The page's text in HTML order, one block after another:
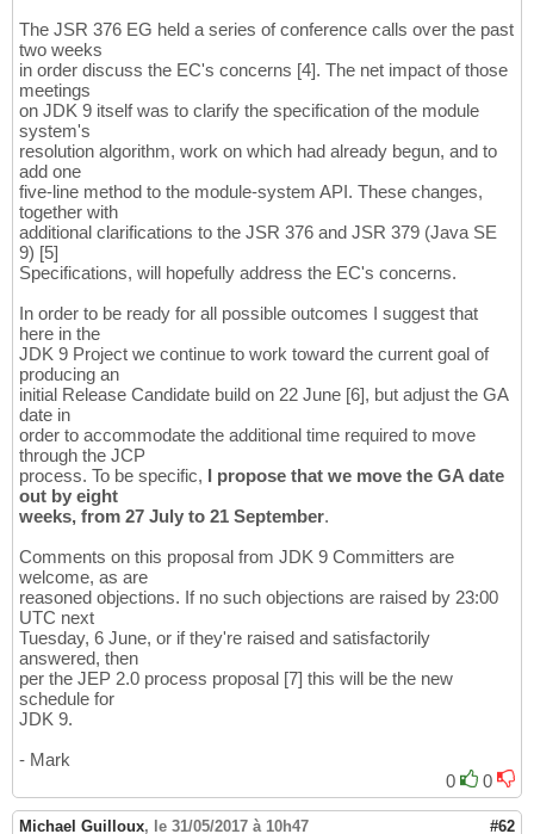
The JSR 376 EG held a series of conference calls over the past
two weeks
in order discuss the EC's concerns [4]. The net impact of those
meetings
on JDK 9 itself was to clarify the specification of the module
system's
resolution algorithm, work on which had already begun, and to
add one
five-line method to the module-system API. These changes,
together with
additional clarifications to the JSR 376 and JSR 379 (Java SE
9) [5]
Specifications, will hopefully address the EC's concerns.
In order to be ready for all possible outcomes I suggest that
here in the
JDK 9 Project we continue to work toward the current goal of
producing an
initial Release Candidate build on 22 June [6], but adjust the GA
date in
order to accommodate the additional time required to move
through the JCP
process. To be specific, I propose that we move the GA date
out by eight
weeks, from 27 July to 21 September.
Comments on this proposal from JDK 9 Committers are
welcome, as are
reasoned objections. If no such objections are raised by 23:00
UTC next
Tuesday, 6 June, or if they're raised and satisfactorily
answered, then
per the JEP 2.0 process proposal [7] this will be the new
schedule for
JDK 9.
- Mark
0
0
Michael Guilloux, le 31/05/2017 à 10h47 #62